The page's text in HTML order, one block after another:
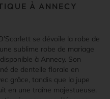
À ANNECY
se dévoile la robe de
sublime robe de mariage
à Annecy. Son
de dentelle florale en
grâce, tandis que la jupe
en une traîne majestueuse.